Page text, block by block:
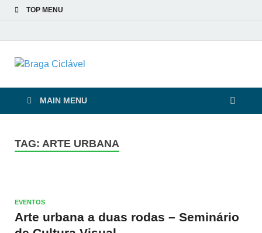
TOP MENU
Braga Ciclável
MAIN MENU
TAG: ARTE URBANA
EVENTOS
Arte urbana a duas rodas – Seminário